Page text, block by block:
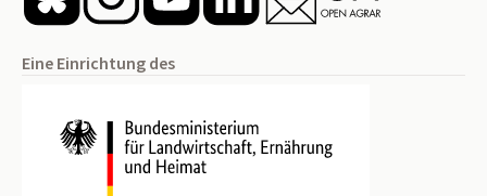
Eine Einrichtung des